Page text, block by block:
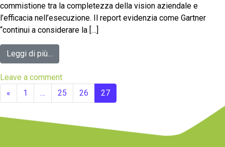
commistione tra la completezza della vision aziendale e
l’efficacia nell’esecuzione. Il report evidenzia come Gartner
“continui a considerare la […]
Leggi di più…
Leave a comment
«
1 … 25 26 27